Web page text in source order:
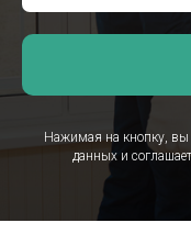
Нажимая на кнопку, вы
данных и